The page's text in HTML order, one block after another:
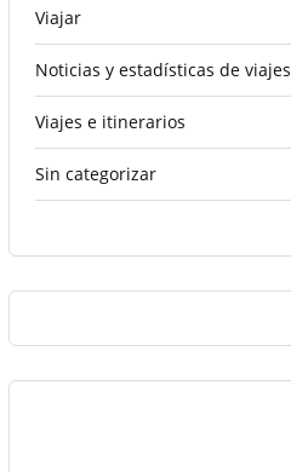
Viajar
Noticias y estadísticas de viajes
Viajes e itinerarios
Sin categorizar